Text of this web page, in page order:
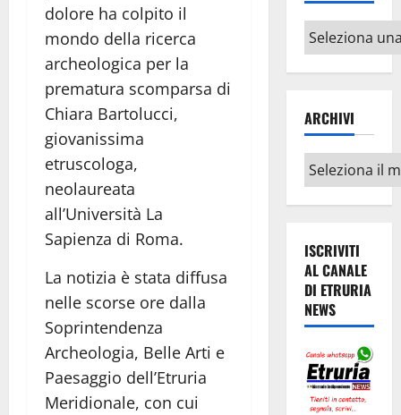
dolore ha colpito il
mondo della ricerca
archeologica per la
prematura scomparsa di
Chiara Bartolucci,
giovanissima
etruscologa,
neolaureata
all’Università La
Sapienza di Roma.
La notizia è stata diffusa
nelle scorse ore dalla
Soprintendenza
Archeologia, Belle Arti e
Paesaggio dell’Etruria
Meridionale, con cui
Altri
argomenti
ARCHIVI
Archivi
ISCRIVITI
AL CANALE
DI ETRURIA
NEWS